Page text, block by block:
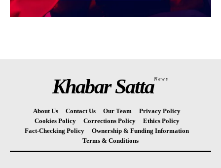
Khabar SattaNews
About Us Contact Us Our Team
Privacy Policy
Cookies Policy
Corrections Policy
Ethics Policy
Fact-Checking Policy
Ownership & Funding Information
Terms & Conditions